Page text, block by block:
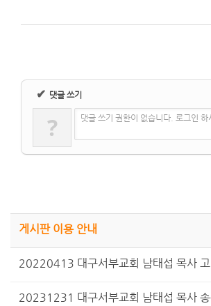
✔ 댓글 쓰기
? 댓글 쓰기 권한이 없습니다. 로그인 하
게시판 이용 안내
20220413 대구서부교회 남태섭 목사
20231231 대구서부교회 남태섭 목사